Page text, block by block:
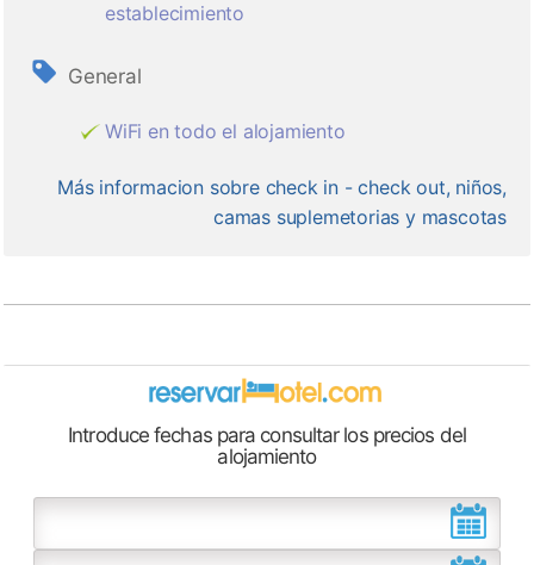
establecimiento
General
WiFi en todo el alojamiento
Más informacion sobre check in - check out, niños,
camas suplemetorias y mascotas
Introduce fechas para consultar los precios del
alojamiento